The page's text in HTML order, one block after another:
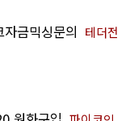
자금믹싱문의 테더전